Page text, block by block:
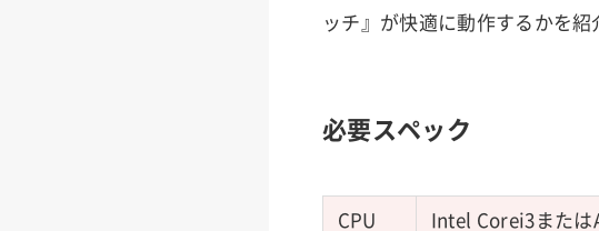
ッチ』が快適に動作するかを紹
必要スペック
CPU Intel Corei3または